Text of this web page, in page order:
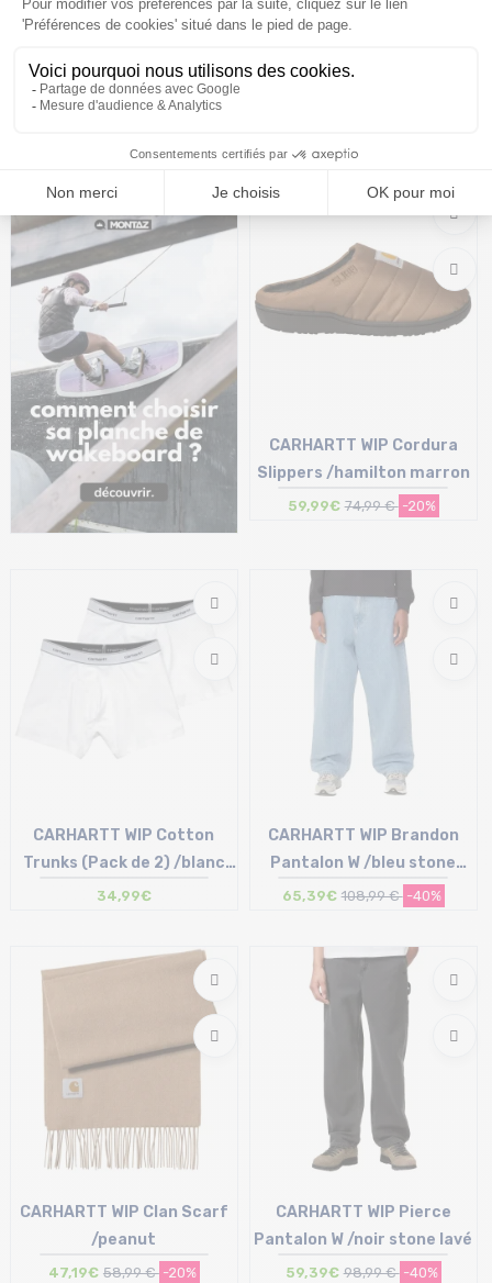
XS
CARHARTT WIP Chase Ss T-
Shirt /leaf or
S | M | L
CARHARTT-WIP Cotton
37/38
CARHARTT WIP Cordura
Slippers /hamilton marron
59,99€ 74,99 € -20%
S | M | L
CARHARTT WIP Cotton
Trunks (Pack de 2) /blanc
blanc
34,99€
XS | S | M
CARHARTT WIP Brandon
Pantalon W /bleu stone
bleached
65,39€ 108,99 € -40%
CARHARTT WIP Clan Scarf
/peanut
47,19€ 58,99 € -20%
CARHARTT WIP Pierce
Pantalon W /noir stone lavé
59,39€ 98,99 € -40%